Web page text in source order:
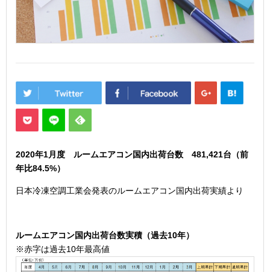
2020年1月度 ルームエアコン国内出荷台数 481,421台（前
年比84.5%）
日本冷凍空調工業会発表のルームエアコン国内出荷実績より
ルームエアコン国内出荷台数実積（過去10年）
※赤字は過去10年最高値